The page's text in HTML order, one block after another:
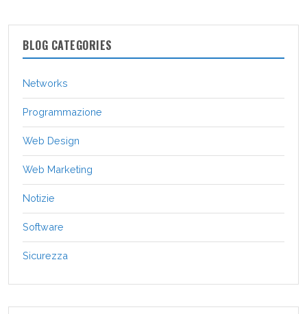
BLOG CATEGORIES
Networks
Programmazione
Web Design
Web Marketing
Notizie
Software
Sicurezza